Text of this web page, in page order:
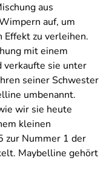
aus
auf, um
zu verleihen.
mit einem
verkaufte sie unter
seiner Schwester
umbenannt.
wir sie heute
kleinen
zur Nummer 1 der
Maybelline gehört